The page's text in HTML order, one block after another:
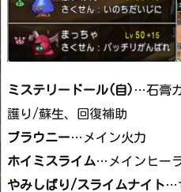
ミステリードール(自) …石膏
護り/蘇生、回復補助
ブラウニー…メイン火力
ホイミスライム…メインヒー
やみしばり/スライムナイト…